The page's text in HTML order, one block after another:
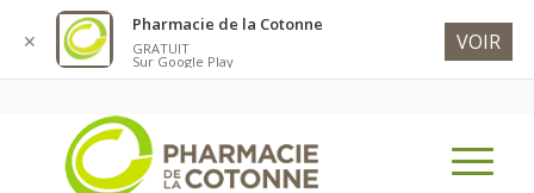
✕
Pharmacie de la Cotonne
GRATUIT
Sur Google Play
VOIR